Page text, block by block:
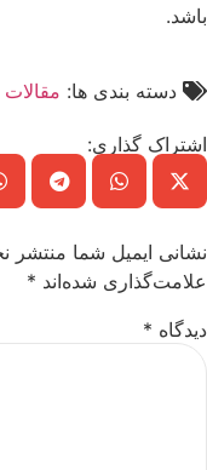
باشد.
دسته بندی ها: مقالات
اشتراک گذاری:
نشانی ایمیل شما منتشر
علامت‌گذاری شده‌اند *
دیدگاه *